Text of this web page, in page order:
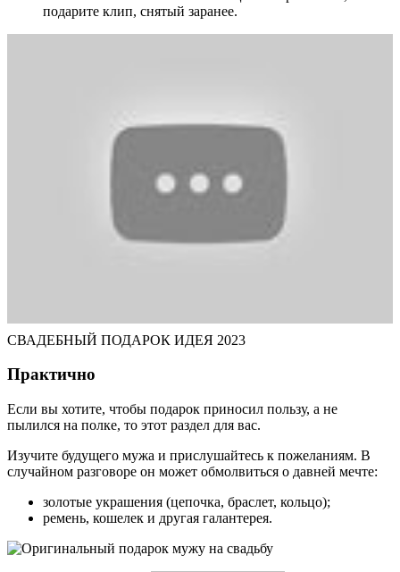
подарите клип, снятый заранее.
СВАДЕБНЫЙ ПОДАРОК ИДЕЯ 2023
Практично
Если вы хотите, чтобы подарок приносил пользу, а не
пылился на полке, то этот раздел для вас.
Изучите будущего мужа и прислушайтесь к пожеланиям. В
случайном разговоре он может обмолвиться о давней мечте:
золотые украшения (цепочка, браслет, кольцо);
ремень, кошелек и другая галантерея.